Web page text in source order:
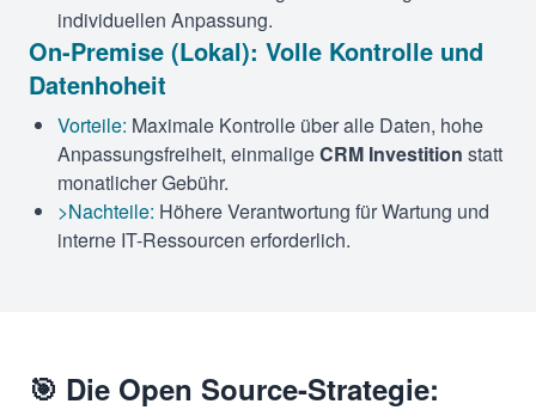
individuellen Anpassung.
On-Premise (Lokal): Volle Kontrolle und
Datenhoheit
Vorteile: Maximale Kontrolle über alle Daten, hohe
Anpassungsfreiheit, einmaligeCRM Investition statt
monatlicher Gebühr.
>Nachteile: Höhere Verantwortung für Wartung und
interne IT-Ressourcen erforderlich.
🎯 Die Open Source-Strategie: